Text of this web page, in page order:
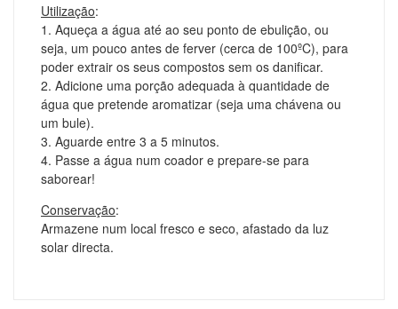
Utilização:
1. Aqueça a água até ao seu ponto de ebulição, ou
seja, um pouco antes de ferver (cerca de 100ºC), para
poder extrair os seus compostos sem os danificar.
2. Adicione uma porção adequada à quantidade de
água que pretende aromatizar (seja uma chávena ou
um bule).
3. Aguarde entre 3 a 5 minutos.
4. Passe a água num coador e prepare-se para
saborear!
Conservação:
Armazene num local fresco e seco, afastado da luz
solar directa.